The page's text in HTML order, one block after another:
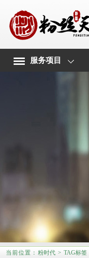
服务项目
当前位置 ： 粉时代 > TAG标签